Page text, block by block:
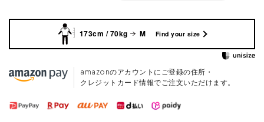
173cm / 70kg M Find your size
amazonのアカウントにご登録の住所・
クレジットカード情報でご注文いただけます。